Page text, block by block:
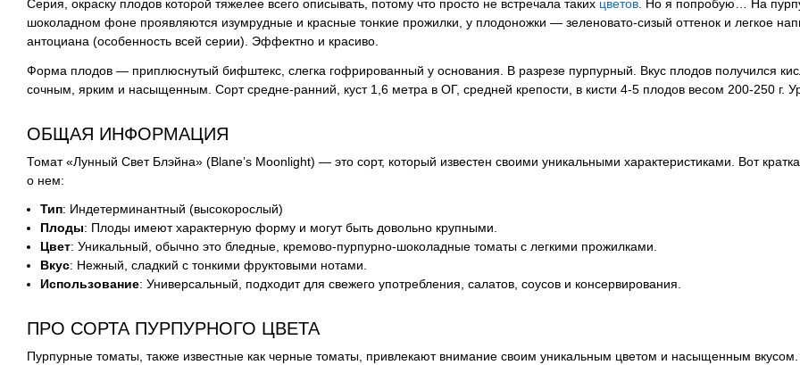
Серия, окраску плодов которой тяжелее всего описывать, потому что просто не встречала таких цветов. Но я попробую… На
шоколадном фоне проявляются изумрудные и красные тонкие прожилки, у плодоножки — зеленовато-сизый оттенок и легкое
антоциана (особенность всей серии). Эффектно и красиво.
Форма плодов — приплюснутый бифштекс, слегка гофрированный у основания. В разрезе пурпурный. Вкус плодов получился
сочным, ярким и насыщенным. Сорт средне-ранний, куст 1,6 метра в ОГ, средней крепости, в кисти 4-5 плодов весом 200-250 г.
ОБЩАЯ ИНФОРМАЦИЯ
Томат «Лунный Свет Блэйна» (Blane’s Moonlight) — это сорт, который известен своими уникальными характеристиками. Вот
о нем:
Тип: Индетерминантный (высокорослый)
Плоды: Плоды имеют характерную форму и могут быть довольно крупными.
Цвет: Уникальный, обычно это бледные, кремово-пурпурно-шоколадные томаты с легкими прожилками.
Вкус: Нежный, сладкий с тонкими фруктовыми нотами.
Использование: Универсальный, подходит для свежего употребления, салатов, соусов и консервирования.
ПРО СОРТА ПУРПУРНОГО ЦВЕТА
Пурпурные томаты, также известные как черные томаты, привлекают внимание своим уникальным цветом и насыщенным